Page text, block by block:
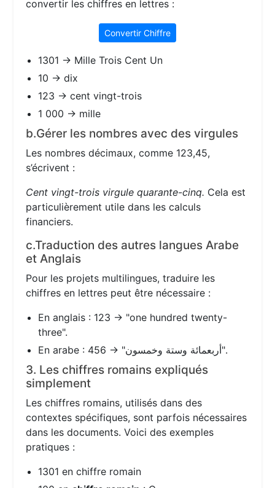
convertir les chiffres en lettres :
Convertir Chiffre
1301 → Mille Trois Cent Un
10 → dix
123 → cent vingt-trois
1 000 → mille
b.Gérer les nombres avec des virgules
Les nombres décimaux, comme 123,45,
s’écrivent :
Cent vingt-trois virgule quarante-cinq. Cela est
particulièrement utile dans les calculs
financiers.
c.Traduction des autres langues Arabe
et Anglais
Pour les projets multilingues, traduire les
chiffres en lettres peut être nécessaire :
En anglais : 123 → "one hundred twenty-
three".
En arabe : 456 → "أربعمائة وستة وخمسون".
3. Les chiffres romains expliqués
simplement
Les chiffres romains, utilisés dans des
contextes spécifiques, sont parfois nécessaires
dans les documents. Voici des exemples
pratiques :
1301 en chiffre romain